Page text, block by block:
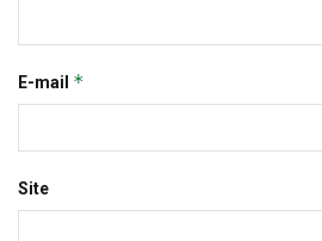
E-mail *
Site